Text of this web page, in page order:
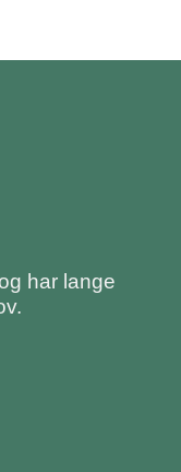
har lange